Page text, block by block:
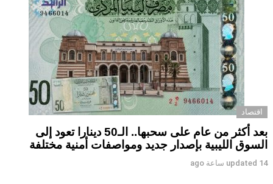
اقتصاد
بعد أكثر من عام على سحبها.. الـ50 دينارا تعود إلى
السوق الليبية بإصدار جديد ومواصفات أمنية مختلفة
updated 14 ساعة ago